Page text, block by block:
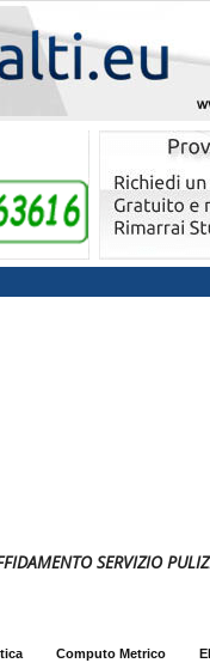
SERVIZIO
Computo Metrico